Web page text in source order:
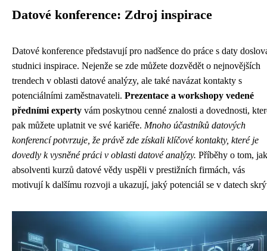
Datové konference: Zdroj inspirace
Datové konference představují pro nadšence do práce s daty
studnici inspirace. Nejenže se zde můžete dozvědět o nejnovějších
trendech v oblasti datové analýzy, ale také navázat kontakty s
potenciálními zaměstnavateli. Prezentace a workshopy vedené
předními experty vám poskytnou cenné znalosti a dovednosti,
pak můžete uplatnit ve své kariéře. Mnoho účastníků datových
konferencí potvrzuje, že právě zde získali klíčové kontakty, které je
dovedly k vysněné práci v oblasti datové analýzy. Příběhy o tom, jak
absolventi kurzů datové vědy uspěli v prestižních firmách, vás
motivují k dalšímu rozvoji a ukazují, jaký potenciál se v datech